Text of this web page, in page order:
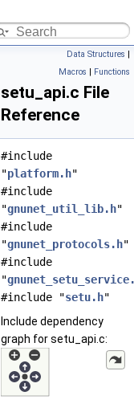
Data Structures |
Macros | Functions
setu_api.c File
Reference
#include
"platform.h"
#include
"gnunet_util_lib.h"
#include
"gnunet_protocols.h"
#include
"
#include "setu.h"
Include dependency
graph for setu_api.c: